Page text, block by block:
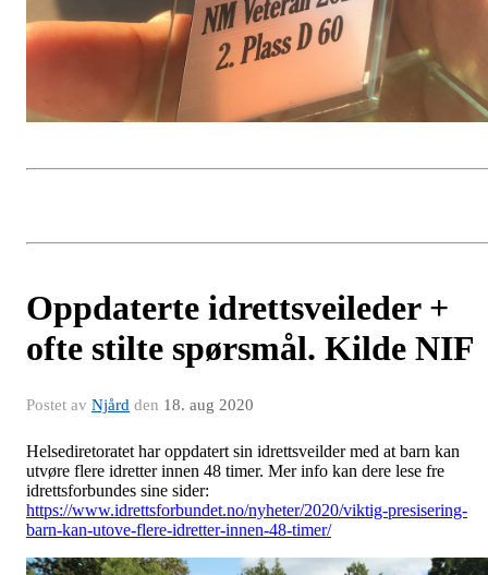
Oppdaterte idrettsveileder +
ofte stilte spørsmål. Kilde NIF
Postet av Njård den 18. aug 2020
Helsediretoratet har oppdatert sin idrettsveilder med at barn kan
utvøre flere idretter innen 48 timer. Mer info kan dere lese fre
idrettsforbundes sine sider:
https://www.idrettsforbundet.no/nyheter/2020/viktig-presisering-
barn-kan-utove-flere-idretter-innen-48-timer/